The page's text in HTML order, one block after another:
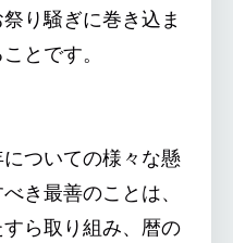
り騒ぎに巻き込ま
とです。
ついての様々な懸
き最善のことは、
ら取り組み、暦の